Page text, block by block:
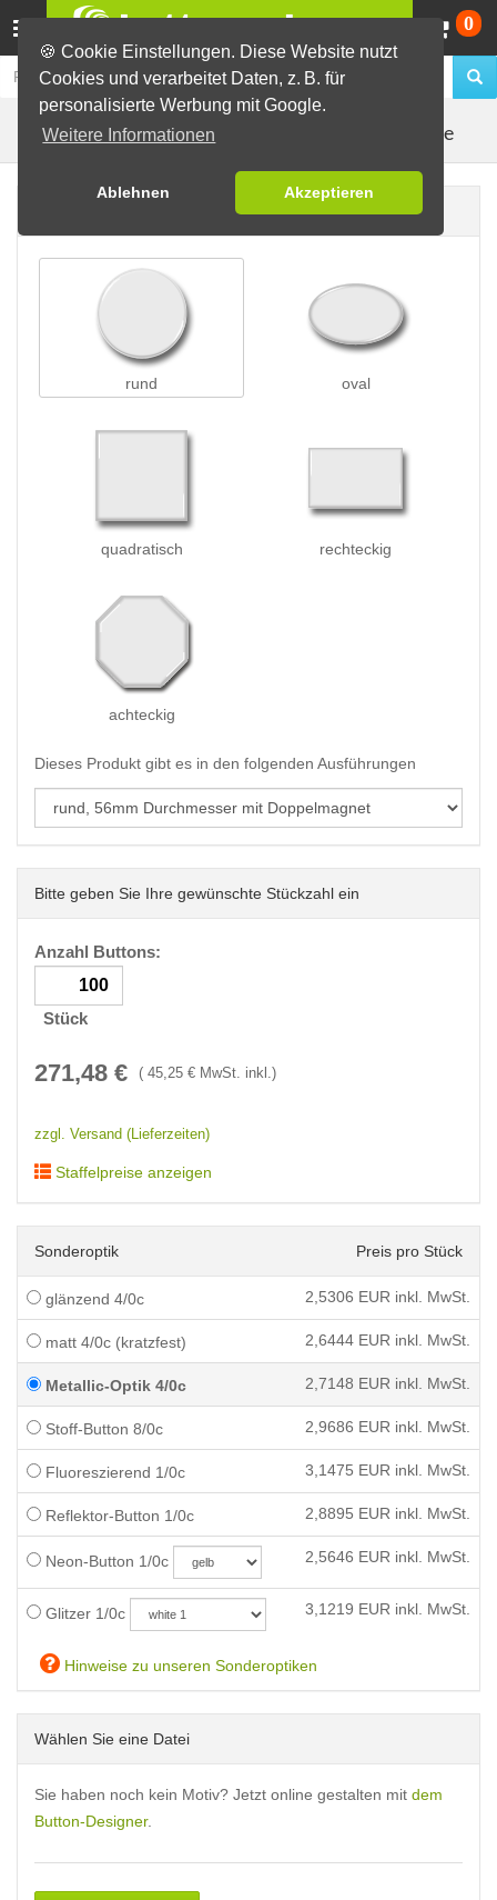
🍪 Cookie Einstellungen. Diese Website nutzt
Cookies und verarbeitet Daten, z. B. für
personalisierte Werbung mit Google.
Weitere Informationen
Ablehnen Akzeptieren
0
Buttons erstellen Magnetbuttons Kleidungsmagnete
rund oval
quadratisch rechteckig
achteckig
Dieses Produkt gibt es in den folgenden Ausführungen
Bitte geben Sie Ihre gewünschte Stückzahl ein
Anzahl Buttons:
Stück
271,48 € ( 45,25 € MwSt. inkl.)
zzgl. Versand (Lieferzeiten)
Staffelpreise anzeigen
Sonderoptik Preis pro Stück
glänzend 4/0c 2,5306 EUR inkl. MwSt.
matt 4/0c (kratzfest) 2,6444 EUR inkl. MwSt.
Metallic-Optik 4/0c 2,7148 EUR inkl. MwSt.
Stoff-Button 8/0c 2,9686 EUR inkl. MwSt.
Fluoreszierend 1/0c 3,1475 EUR inkl. MwSt.
Reflektor-Button 1/0c 2,8895 EUR inkl. MwSt.
Neon-Button 1/0c 2,5646 EUR inkl. MwSt.
Glitzer 1/0c 3,1219 EUR inkl. MwSt.
Hinweise zu unseren Sonderoptiken
Wählen Sie eine Datei
Sie haben noch kein Motiv? Jetzt online gestalten mit dem
Button-Designer.